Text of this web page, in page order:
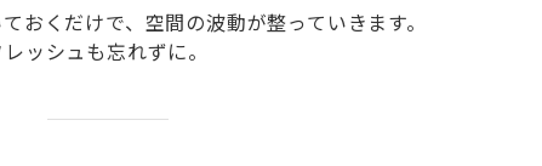
おくだけで、空間の波動が整っていきます。
ッシュも忘れずに。